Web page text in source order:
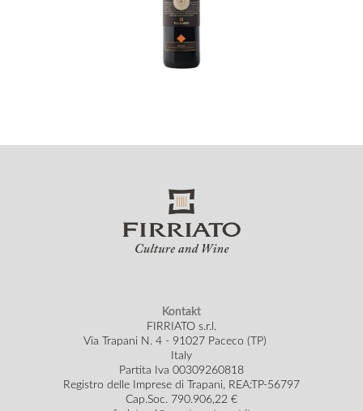
Kontakt
FIRRIATO s.r.l.
Via Trapani N. 4 - 91027 Paceco (TP)
Italy
Partita Iva 00309260818
Registro delle Imprese di Trapani, REA:TP-56797
Cap.Soc. 790.906,22 €